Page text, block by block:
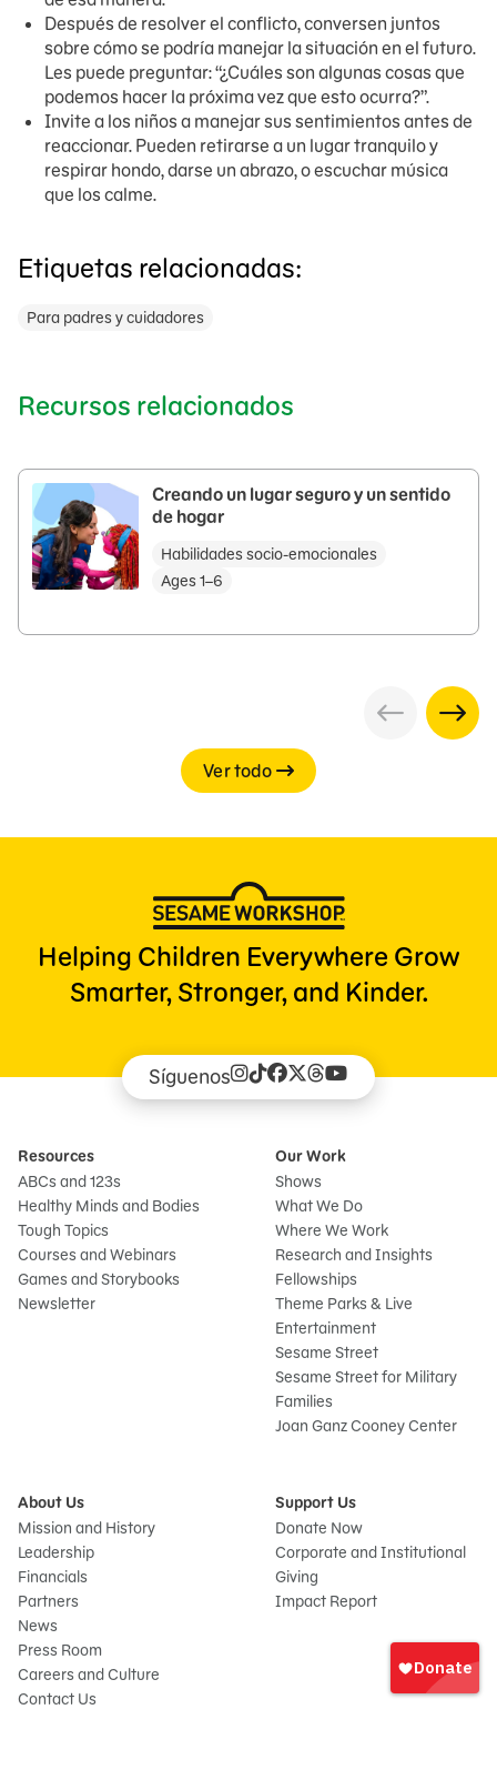
Después de resolver el conflicto, conversen juntos
sobre cómo se podría manejar la situación en el futuro.
Les puede preguntar: “¿Cuáles son algunas cosas que
podemos hacer la próxima vez que esto ocurra?”.
Invite a los niños a manejar sus sentimientos antes de
reaccionar. Pueden retirarse a un lugar tranquilo y
respirar hondo, darse un abrazo, o escuchar música
que los calme.
Etiquetas relacionadas:
Para padres y cuidadores
Recursos relacionados
Creando un lugar seguro y un sentido
de hogar
Habilidades socio-emocionales
Ages 1–6
Ver todo
Helping Children Everywhere Grow
Smarter, Stronger, and Kinder.
Síguenos
Resources
ABCs and 123s
Healthy Minds and Bodies
Tough Topics
Courses and Webinars
Games and Storybooks
Newsletter
Our Work
Shows
What We Do
Where We Work
Research and Insights
Fellowships
Theme Parks & Live
Entertainment
Sesame Street
Sesame Street for Military
Families
Joan Ganz Cooney Center
About Us
Mission and History
Leadership
Financials
Partners
News
Press Room
Careers and Culture
Contact Us
Support Us
Donate Now
Corporate and Institutional
Giving
Impact Report